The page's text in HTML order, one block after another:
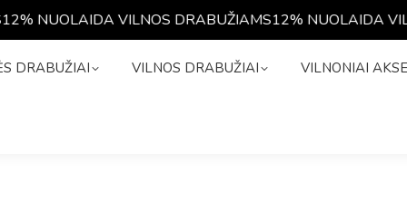
NUOLAIDA VILNOS DRABUŽIAMS12% NUOLAIDA
DRABUŽIAI VILNOS DRABUŽIAI VILNONIAI
DRABUŽIAI VILNOS DRABUŽIAI VILNONIAI